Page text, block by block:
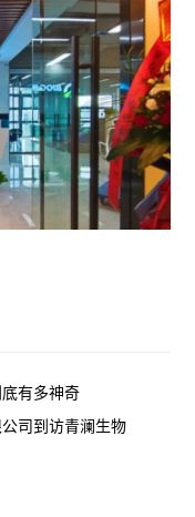
有多神奇
司到访青澜生物